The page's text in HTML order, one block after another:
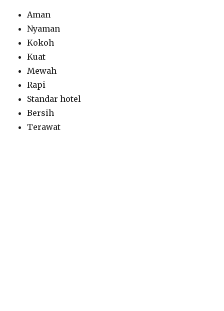
Aman
Nyaman
Kokoh
Kuat
Mewah
Rapi
Standar hotel
Bersih
Terawat